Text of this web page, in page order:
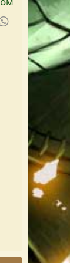
WhatsApp